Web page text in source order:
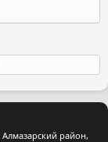
Алмазарский район,